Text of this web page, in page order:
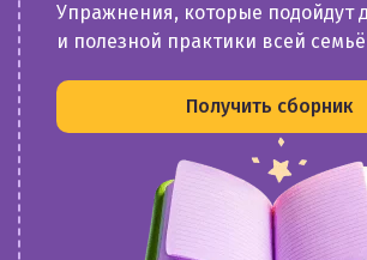
Упражнения, которые подойдут
и полезной практики всей
Получить сборник